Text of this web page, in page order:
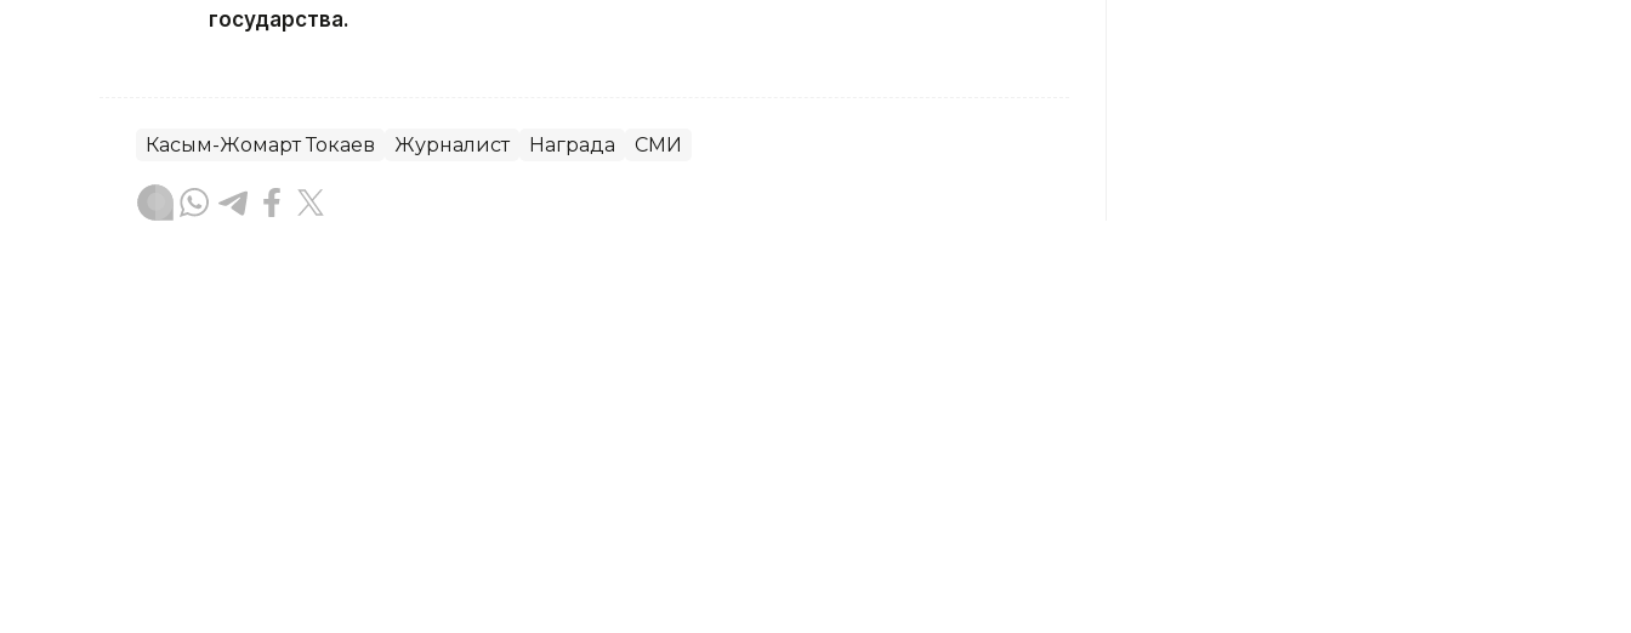
государства.
Касым-Жомарт Токаев Журналист Награда СМИ